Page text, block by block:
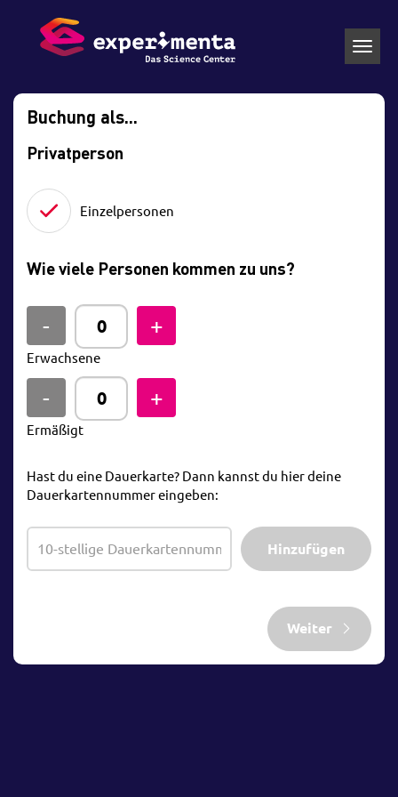
Buchung als...
Privatperson
Einzelpersonen
Wie viele Personen kommen zu uns?
Erwachsene
Ermäßigt
Hast du eine Dauerkarte? Dann kannst du hier deine
Dauerkartennummer eingeben:
Hinzufügen
Weiter